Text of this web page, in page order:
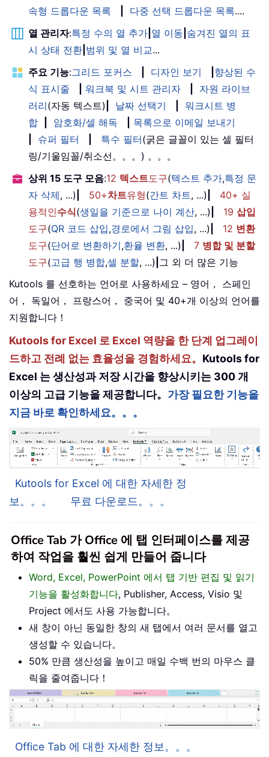
속형 드롭다운 목록
다중 선택 드롭다운 목록....
열 관리자:특정 수의 열 추가 열 이동 숨겨진 열의 표
시 상태 전환 범위 및 열 비교...
주요 기능:그리드 포커스 디자인 보기
향상된 수
식 표시줄
워크북 및 시트 관리자
자원 라이브
러리(자동 텍스트) 날짜 선택기
워크시트 병
합
암호화/셀 해독
목록으로 이메일 보내기
슈퍼 필터 특수 필터(굵은 글꼴이 있는 셀 필터
링/기울임꼴/취소선。。。) 。。。
상위 15 도구 모음:12 텍스트도구(텍스트 추가,특정 문
자 삭제, ...) 50+차트유형(간트 차트, ...)
40+ 실
용적인수식(생일을 기준으로 나이 계산, ...) 19 삽입
도구(QR 코드 삽입,경로에서 그림 삽입, ...) 12 변환
도구(단어로 변환하기,환율 변환, ...) 7 병합 및 분할
도구(고급 행 병합,셀 분할, ...) 그 외 더 많은 기능
Kutools 를 선호하는 언어로 사용하세요 – 영어， 스페인
어， 독일어， 프랑스어， 중국어 및 40+개 이상의 언어를
지원합니다！
Kutools for Excel 로 Excel 역량을 한 단계 업그레이
드하고 전례 없는 효율성을 경험하세요。 Kutools for
Excel 는 생산성과 저장 시간을 향상시키는 300 개
이상의 고급 기능을 제공합니다。 가장 필요한 기능을
지금 바로 확인하세요。。。
Kutools for Excel 에 대한 자세한 정
보。。。
무료 다운로드。。。
Office Tab 가 Office 에 탭 인터페이스를 제공
하여 작업을 훨씬 쉽게 만들어 줍니다
Word, Excel, PowerPoint 에서 탭 기반 편집 및 읽기
기능을 활성화합니다, Publisher, Access, Visio 및
Project 에서도 사용 가능합니다。
새 창이 아닌 동일한 창의 새 탭에서 여러 문서를 열고
생성할 수 있습니다。
50% 만큼 생산성을 높이고 매일 수백 번의 마우스 클
릭을 줄여줍니다！
Office Tab 에 대한 자세한 정보。。。